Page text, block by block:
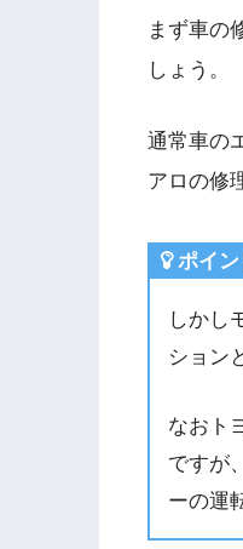
まず車の
しょう。
通常車の
アロの修
ポイン
しかし
ション
なおト
ですが
ーの運